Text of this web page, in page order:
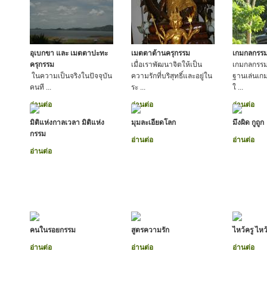
อุเบกขา และ เมตตาปะทะ
ครุกรรม
ในความเป็นจริงในปัจจุบัน
คนที ...
อ่านต่อ
เมตตาต้านครุกรรม
เมื่อเราพัฒนาจิตให้เป็น
ความรักที่บริสุทธิ์และอยู่ใน
ระ ...
อ่านต่อ
เกมกลกรร
เกมกลกร
ฐานเล่นเ
ใ ...
อ่านต่อ
มิติแห่งกาลเวลา มิติแห่ง
กรรม
อ่านต่อ
มุมละเอียดโลก
อ่านต่อ
มึงผิด กูถูก
อ่านต่อ
คนในรอยกรรม
อ่านต่อ
สูตรความรัก
อ่านต่อ
ไหว้ครู ไห
อ่านต่อ